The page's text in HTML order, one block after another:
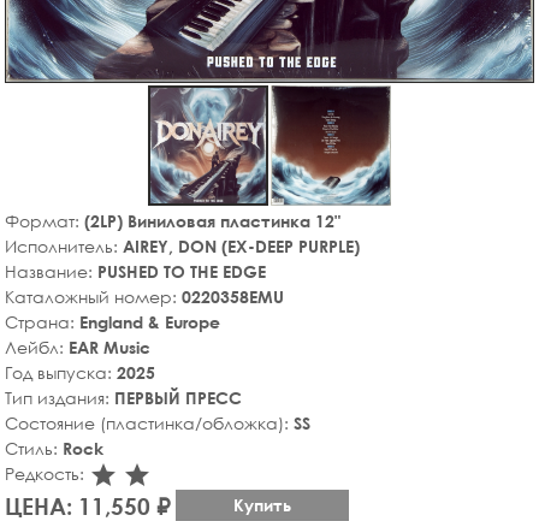
Формат: (2LP) Виниловая пластинка 12"
Исполнитель: AIREY, DON (EX-DEEP PURPLE)
Название: PUSHED TO THE EDGE
Каталожный номер: 0220358EMU
Страна: England & Europe
Лейбл: EAR Music
Год выпуска: 2025
Тип издания: ПЕРВЫЙ ПРЕСС
Состояние (пластинка/обложка): SS
Стиль: Rock
Редкость: star_rate
star_rate
ЦЕНА: 11,550 ₽ Купить